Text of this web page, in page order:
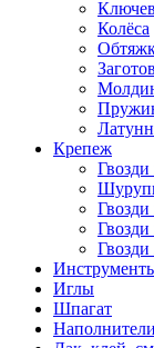
Колёса
Крепеж
Иглы
Шпагат
Наполнители